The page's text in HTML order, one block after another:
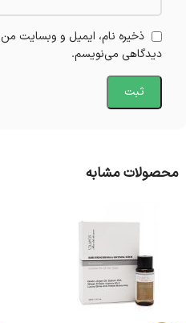
ذخیره نام، ایمیل و وبسایت من
دیدگاهی می‌نویسم.
محصولات مشابه